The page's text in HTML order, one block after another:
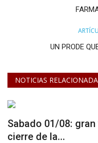
UN PRODE
NOTICIAS
Sabado 01/08:
cierre de la...